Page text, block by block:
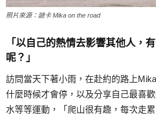
照片來源：謎卡 Mika on the road
「以自己的熱情去影響其他人，
呢？」
訪問當天下著小雨，在赴約的路上
什麼時候才會停，以及分享自己最喜
水等等運動，「爬山很有趣，每次走